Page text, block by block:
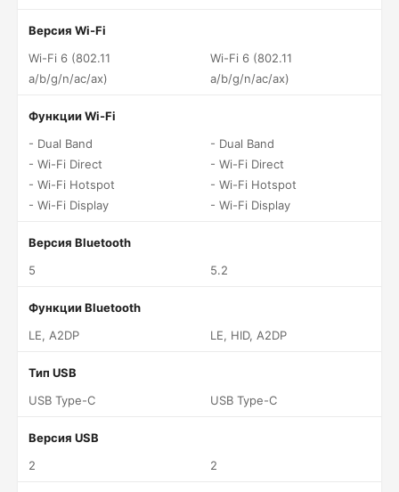
Версия Wi-Fi
Wi-Fi 6 (802.11
a/b/g/n/ac/ax)
Wi-Fi 6 (802.11
a/b/g/n/ac/ax)
Функции Wi-Fi
- Dual Band
- Wi-Fi Direct
- Wi-Fi Hotspot
- Wi-Fi Display
- Dual Band
- Wi-Fi Direct
- Wi-Fi Hotspot
- Wi-Fi Display
Версия Bluetooth
5
5.2
Функции Bluetooth
LE, A2DP
LE, HID, A2DP
Тип USB
USB Type-C
USB Type-C
Версия USB
2
2